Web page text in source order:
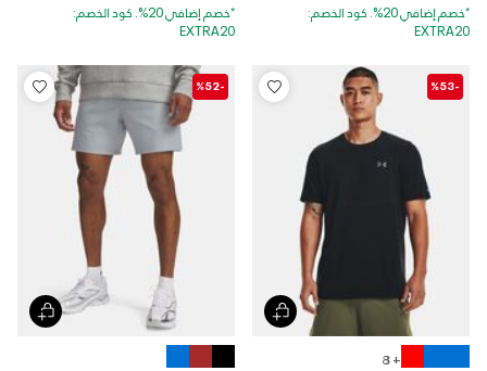
*خصم إضافي 20%. كود الخصم:
EXTRA20
*خصم إضافي 20%. كود الخصم:
EXTRA20
-%53
+ 8
-%52